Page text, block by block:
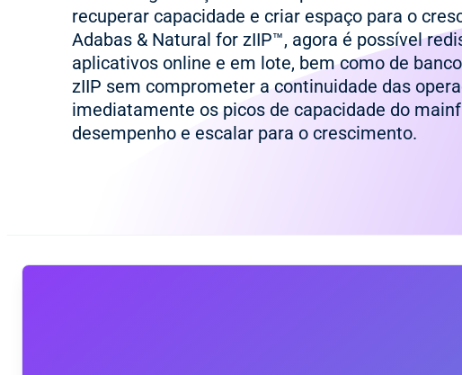
recuperar capacidade e criar espaço para o
Adabas & Natural for zIIP™, agora é possível
aplicativos online e em lote, bem como de
zIIP sem comprometer a continuidade das
imediatamente os picos de capacidade do
desempenho e escalar para o crescimento.